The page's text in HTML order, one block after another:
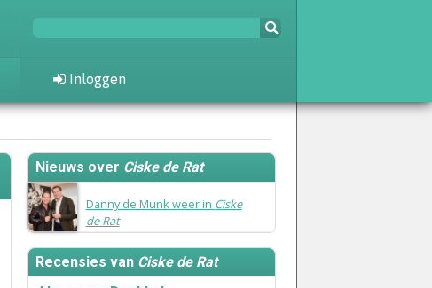
Inloggen
Nieuws over Ciske de Rat
Danny de Munk weer in Ciske
de Rat
Recensies van Ciske de Rat